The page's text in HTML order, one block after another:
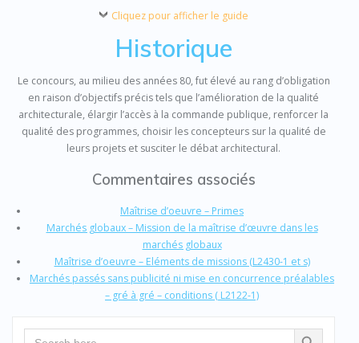
Cliquez pour afficher le guide
Historique
Le concours, au milieu des années 80, fut élevé au rang d’obligation
en raison d’objectifs précis tels que l’amélioration de la qualité
architecturale, élargir l’accès à la commande publique, renforcer la
qualité des programmes, choisir les concepteurs sur la qualité de
leurs projets et susciter le débat architectural.
Commentaires associés
Maîtrise d’oeuvre – Primes
Marchés globaux – Mission de la maîtrise d’œuvre dans les
marchés globaux
Maîtrise d’oeuvre – Eléments de missions (L2430-1 et s)
Marchés passés sans publicité ni mise en concurrence préalables
– gré à gré – conditions ( L2122-1)
Search Search Button